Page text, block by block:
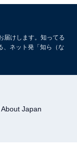
届けします。知ってる
、ネット発「知ら（な
About Japan